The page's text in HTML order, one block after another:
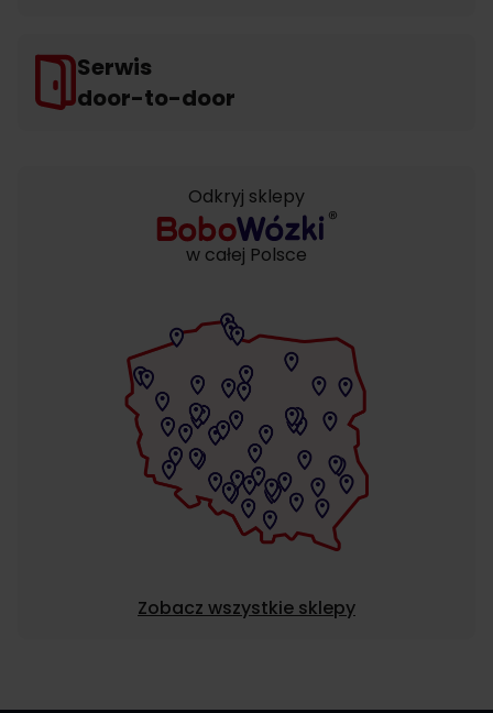
Serwis
door-to-door
Odkryj sklepy
w całej Polsce
Zobacz wszystkie sklepy